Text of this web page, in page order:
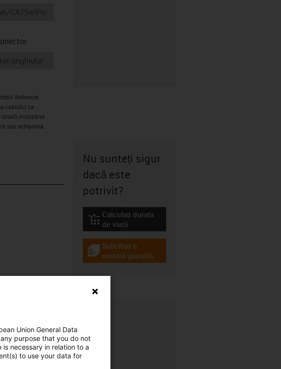
infodefinește
cablului ca
totală incluzând
sau echiparea.
Nu sunteți sigur
dacă este
potrivit?
igus-icon-lebensdauerrechner
Calculați durata
de viață
igus-icon-gratismuster
Solicitați o
mostră gratuită
Union General Data
purpose that you do not
necessary in relation to a
to use your data for